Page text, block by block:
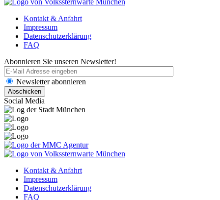
Kontakt & Anfahrt
Impressum
Datenschutzerklärung
FAQ
Abonnieren Sie unseren Newsletter!
Newsletter abonnieren
Social Media
Kontakt & Anfahrt
Impressum
Datenschutzerklärung
FAQ